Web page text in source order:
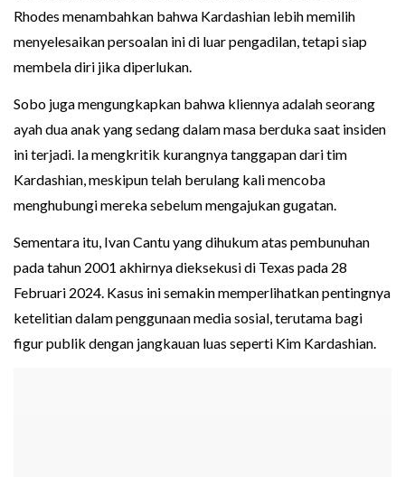
Rhodes menambahkan bahwa Kardashian lebih memilih
menyelesaikan persoalan ini di luar pengadilan, tetapi siap
membela diri jika diperlukan.
Sobo juga mengungkapkan bahwa kliennya adalah seorang
ayah dua anak yang sedang dalam masa berduka saat insiden
ini terjadi. Ia mengkritik kurangnya tanggapan dari tim
Kardashian, meskipun telah berulang kali mencoba
menghubungi mereka sebelum mengajukan gugatan.
Sementara itu, Ivan Cantu yang dihukum atas pembunuhan
pada tahun 2001 akhirnya dieksekusi di Texas pada 28
Februari 2024. Kasus ini semakin memperlihatkan pentingnya
ketelitian dalam penggunaan media sosial, terutama bagi
figur publik dengan jangkauan luas seperti Kim Kardashian.